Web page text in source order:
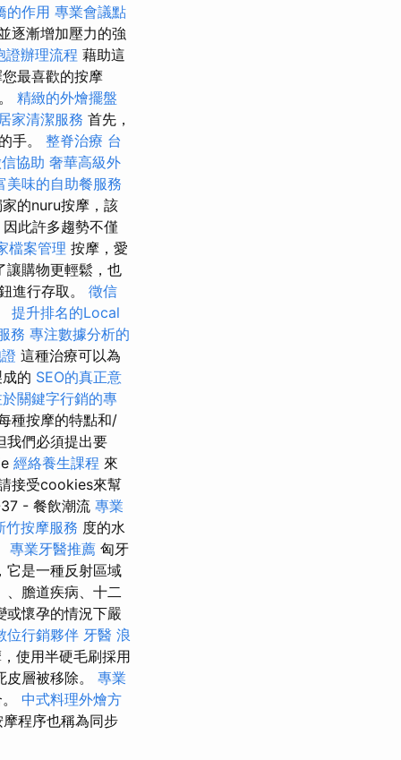
的作用 專業會議點
逐漸增加壓力的強
證辦理流程 藉助這
最喜歡的按摩
精緻的外燴擺盤
家清潔服務 首先，
手。 整脊治療 台
協助 奢華高級外
美味的自助餐服務
的nuru按摩，該
此許多趨勢不僅
檔案管理 按摩，愛
讓購物更輕鬆，也
進行存取。 徵信
提升排名的Local
務 專注數據分析的
這種治療可以為
的 SEO的真正意
關鍵字行銷的專
種按摩的特點和/
我們必須提出要
經絡養生課程 來
接受cookies來幫
- 餐飲潮流 專業
竹按摩服務 度的水
專業牙醫推薦 匈牙
它是一種反射區域
、膽道疾病、十二
或懷孕的情況下嚴
位行銷夥伴 牙醫 浪
使用半硬毛刷採用
層被移除。 專業
中式料理外燴方
程序也稱為同步